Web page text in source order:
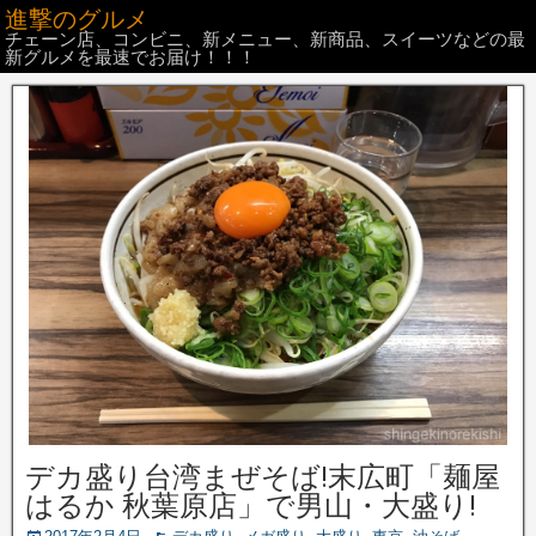
進撃のグルメ
チェーン店、コンビニ、新メニュー、新商品、スイーツなどの最
新グルメを最速でお届け！！！
デカ盛り台湾まぜそば!末広町「麺屋
はるか 秋葉原店」で男山・大盛り!